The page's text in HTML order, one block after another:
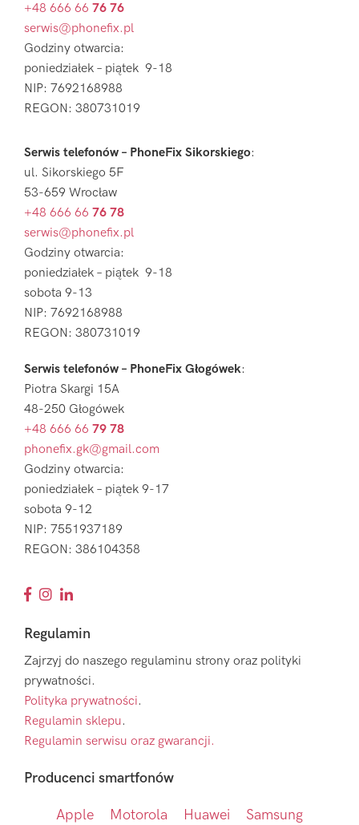
+48 666 66 76 76
serwis@phonefix.pl
Godziny otwarcia:
poniedziałek – piątek 9-18
NIP: 7692168988
REGON: 380731019
Serwis telefonów – PhoneFix Sikorskiego:
ul. Sikorskiego 5F
53-659 Wrocław
+48 666 66 76 78
serwis@phonefix.pl
Godziny otwarcia:
poniedziałek – piątek 9-18
sobota 9-13
NIP: 7692168988
REGON: 380731019
Serwis telefonów – PhoneFix Głogówek:
Piotra Skargi 15A
48-250 Głogówek
+48 666 66 79 78
phonefix.gk@gmail.com
Godziny otwarcia:
poniedziałek – piątek 9-17
sobota 9-12
NIP: 7551937189
REGON: 386104358
Regulamin
Zajrzyj do naszego regulaminu strony oraz polityki
prywatności.
Polityka prywatności.
Regulamin sklepu.
Regulamin serwisu oraz gwarancji.
Producenci smartfonów
Apple Motorola Huawei Samsung